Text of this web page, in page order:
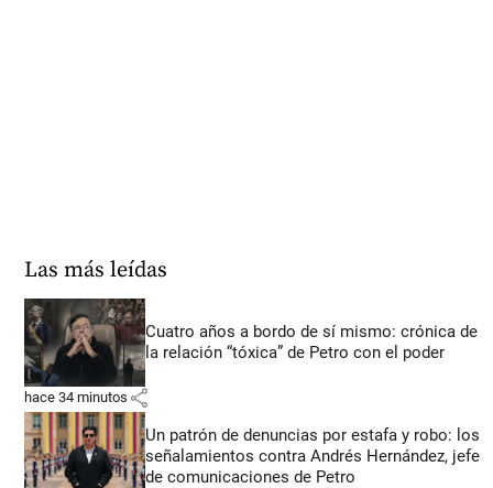
Las más leídas
Cuatro años a bordo de sí mismo: crónica de
la relación “tóxica” de Petro con el poder
hace 34 minutos share
Un patrón de denuncias por estafa y robo: los
señalamientos contra Andrés Hernández, jefe
de comunicaciones de Petro